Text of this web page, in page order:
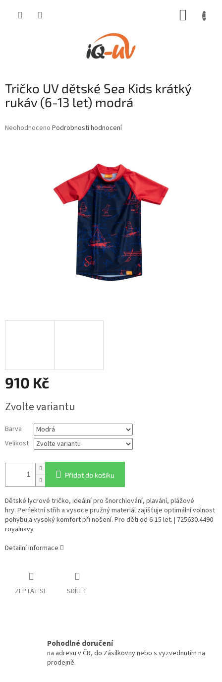
Tričko UV dětské Sea Kids krátký
rukáv (6-13 let) modrá
Průměrné
Neohodnoceno Podrobnosti hodnocení
910 Kč
cena:
Zvolte variantu
Barva
Velikost
Přidat do košíku
Dětské lycrové tričko, ideální pro šnorchlování, plavání, plážové
hry. Perfektní střih a vysoce pružný materiál zajišťuje optimální volnost
pohybu a vysoký komfort při nošení. Pro děti od 6-15 let. | 725630.4490
royalnavy
Detailní informace
ZEPTAT SE SDÍLET
Pohodlné doručení
na adresu v ČR, do Zásilkovny nebo s vyzvednutím na
prodejně.